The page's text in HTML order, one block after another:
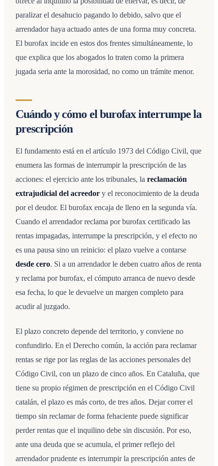
paralizar el desahucio pagando lo debido, salvo que el
arrendador haya actuado antes de una forma muy concreta.
El burofax incide en estos dos frentes simultáneamente, lo
que explica que los abogados lo traten como la primera
jugada seria ante la morosidad, no como un trámite menor.
Cuándo y cómo el burofax interrumpe la
prescripción
El fundamento está en el artículo 1973 del Código Civil, que
enumera las formas de interrumpir la prescripción de las
acciones: el ejercicio ante los tribunales, la reclamación
extrajudicial del acreedor y el reconocimiento de la deuda
por el deudor. El burofax encaja de lleno en la segunda vía.
Cuando el arrendador reclama por burofax certificado las
rentas impagadas, interrumpe la prescripción, y el efecto no
es una pausa sino un reinicio: el plazo vuelve a contarse
desde cero. Si a un arrendador le deben cuatro años de renta
y reclama por burofax, el cómputo arranca de nuevo desde
esa fecha, lo que le devuelve un margen completo para
acudir al juzgado.
El plazo concreto depende del territorio, y conviene no
confundirlo. En el Derecho común, la acción para reclamar
rentas se rige por las reglas de las acciones personales del
Código Civil, con un plazo de cinco años. En Cataluña, que
tiene su propio régimen de prescripción en el Código Civil
catalán, el plazo es más corto, de tres años. Dejar correr el
tiempo sin reclamar de forma fehaciente puede significar
perder rentas que el inquilino debe sin discusión. Por eso,
ante una deuda que se acumula, el primer reflejo del
arrendador prudente es interrumpir la prescripción antes de